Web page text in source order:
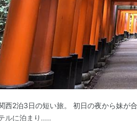
西2泊3日の短い旅。 初日の夜から妹が
ルに泊まり.....